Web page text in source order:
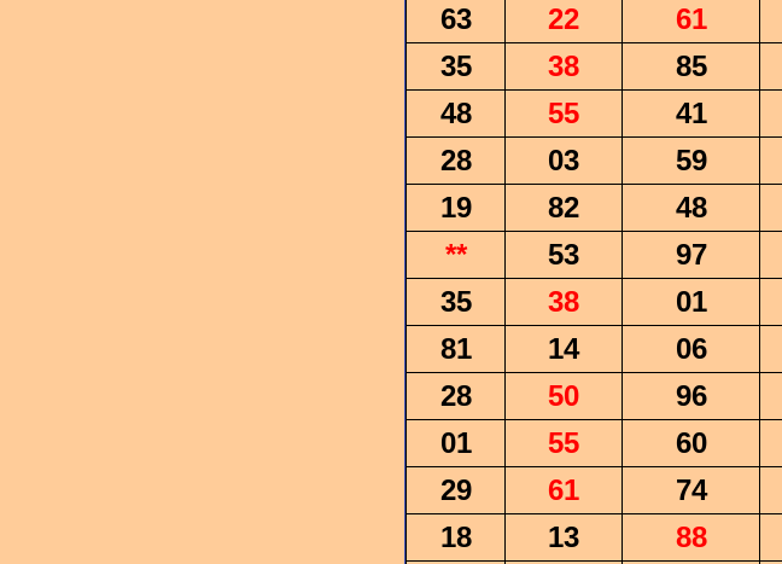
63
22 61
35
38 85
48
55 41
28
03 59
19
82 48
**
53 97
35
38 01
81
14 06
28
50 96
01
55 60
29
61 74
18
13 88